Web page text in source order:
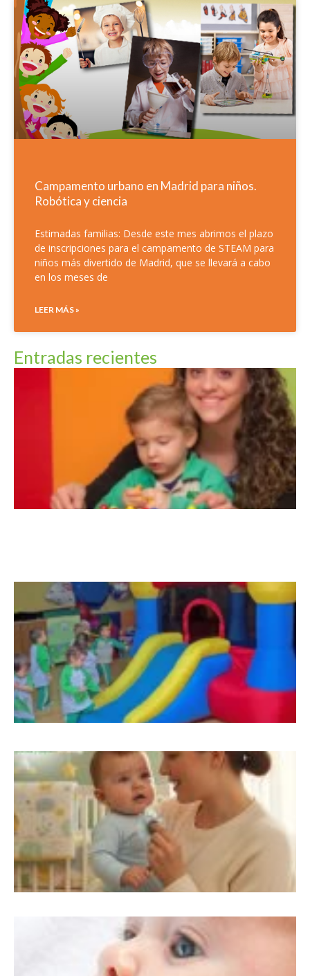
Campamento urbano en Madrid para niños.
Robótica y ciencia
Estimadas familias: Desde este mes abrimos el plazo
de inscripciones para el campamento de STEAM para
niños más divertido de Madrid, que se llevará a cabo
en los meses de
LEER MÁS »
Entradas recientes